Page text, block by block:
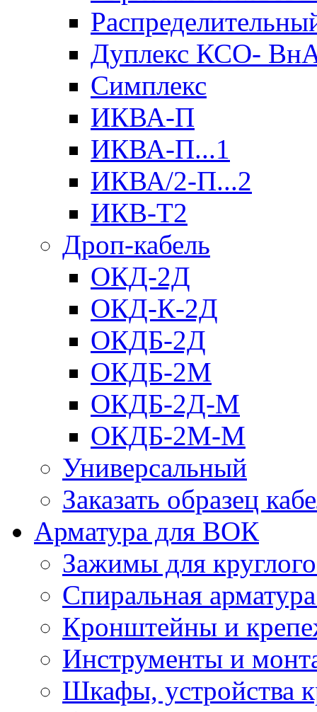
Дуплекс КСО-
Симплекс
ИКВА-П
ИКВА-П...1
ИКВА/2-П...2
ИКВ-Т2
Дроп-кабель
ОКД-2Д
ОКД-К-2Д
ОКДБ-2Д
ОКДБ-2М
ОКДБ-2Д-М
ОКДБ-2М-М
Универсальный
Заказать образец
Арматура для ВОК
Зажимы для
Спиральная
Кронштейны и
Инструменты и
Шкафы, устройства